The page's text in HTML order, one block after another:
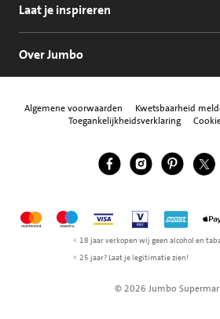
Laat je inspireren
Over Jumbo
Algemene voorwaarden Kwetsbaarheid
Toegankelijkheidsverklaring
Volg ons
Jumbo Facebook
Jumbo Instagram
Jumbo
MastercardMaestroVisa Vpay American
< 18 jaar verkopen wij geen alcohol en
< 25 jaar? Laat je legitimatie zien!
© 2026 Jumbo